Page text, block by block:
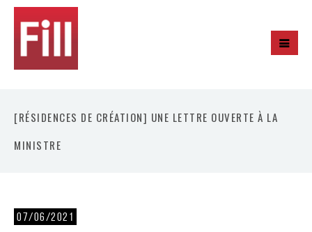
[RÉSIDENCES DE CRÉATION] UNE LETTRE OUVERTE À LA
MINISTRE
07/06/2021